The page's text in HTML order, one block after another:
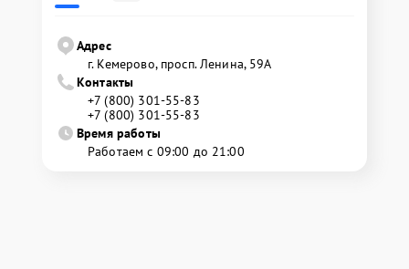
Адрес
г. Кемерово, просп. Ленина, 59А
Контакты
+7 (800) 301-55-83
+7 (800) 301-55-83
Время работы
Работаем с 09:00 до 21:00